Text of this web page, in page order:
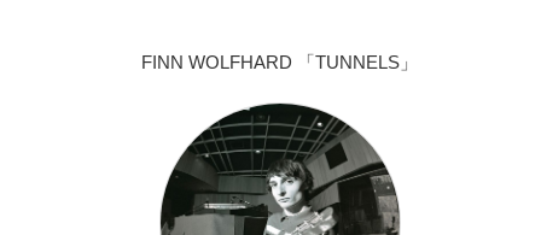
FINN WOLFHARD 「TUNNELS」